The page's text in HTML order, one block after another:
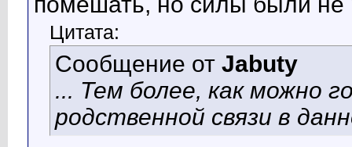
Цитата:
Сообщение от Jabuty
... Тем более, как можно
родственной связи в